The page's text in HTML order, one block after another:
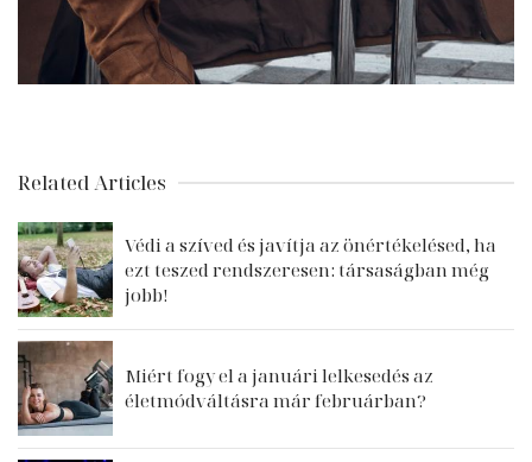
Related Articles
Védi a szíved és javítja az önértékelésed, ha
ezt teszed rendszeresen: társaságban még
jobb!
Miért fogy el a januári lelkesedés az
életmódváltásra már februárban?